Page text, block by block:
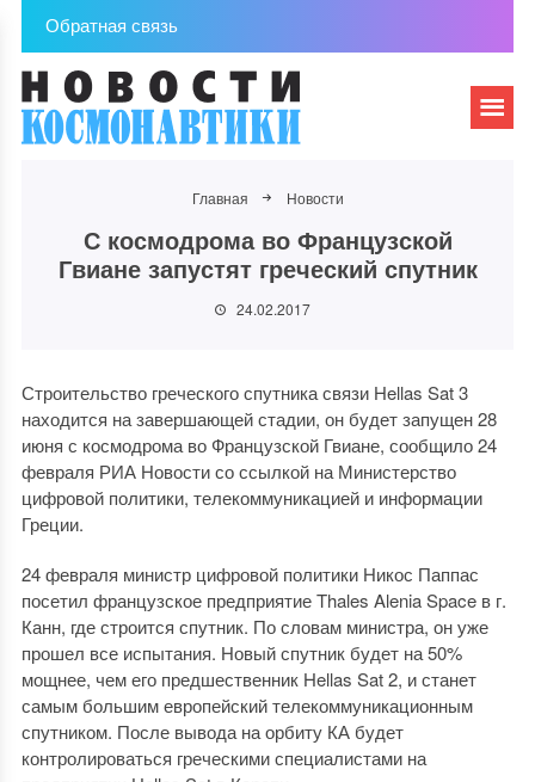
Обратная связь
Главная Новости
С космодрома во Французской
Гвиане запустят греческий спутник
24.02.2017
Строительство греческого спутника связи Hellas Sat 3
находится на завершающей стадии, он будет запущен 28
июня с космодрома во Французской Гвиане, сообщило 24
февраля РИА Новости со ссылкой на Министерство
цифровой политики, телекоммуникацией и информации
Греции.
24 февраля министр цифровой политики Никос Паппас
посетил французское предприятие Thales Alenia Space в г.
Канн, где строится спутник. По словам министра, он уже
прошел все испытания. Новый спутник будет на 50%
мощнее, чем его предшественник Hellas Sat 2, и станет
самым большим европейский телекоммуникационным
спутником. После вывода на орбиту КА будет
контролироваться греческими специалистами на